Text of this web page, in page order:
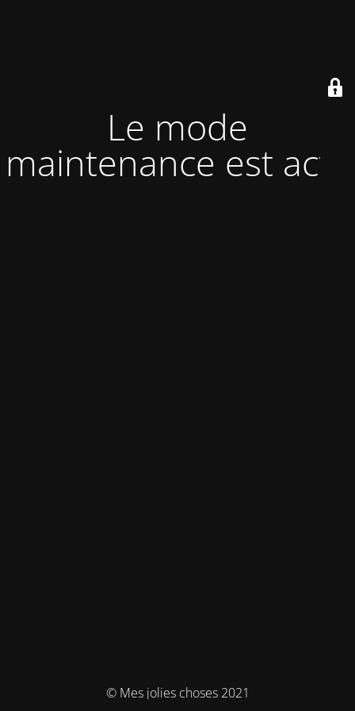
Le mode
maintenance est actif
© Mes jolies choses 2021